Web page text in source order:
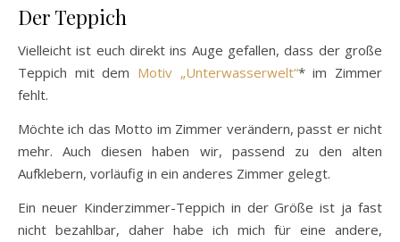
Der Teppich
Vielleicht ist euch direkt ins Auge gefallen, dass der große
Teppich mit dem Motiv „Unterwasserwelt“* im Zimmer
fehlt.
Möchte ich das Motto im Zimmer verändern, passt er nicht
mehr. Auch diesen haben wir, passend zu den alten
Aufklebern, vorläufig in ein anderes Zimmer gelegt.
Ein neuer Kinderzimmer-Teppich in der Größe ist ja fast
nicht bezahlbar, daher habe ich mich für eine andere,